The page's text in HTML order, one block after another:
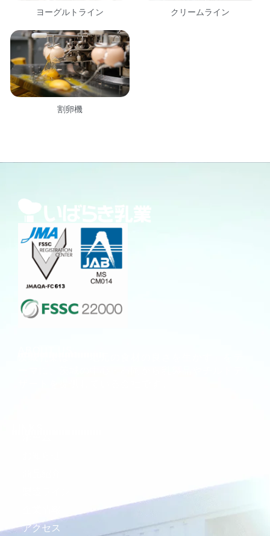
ヨーグルトライン クリームライン
割卵機
FSSC 22000 V6取得
アクセス